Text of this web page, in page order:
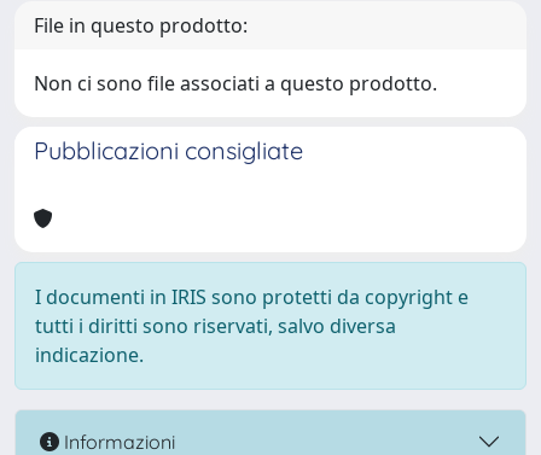
File in questo prodotto:
Non ci sono file associati a questo prodotto.
Pubblicazioni consigliate
I documenti in IRIS sono protetti da copyright e
tutti i diritti sono riservati, salvo diversa
indicazione.
Informazioni